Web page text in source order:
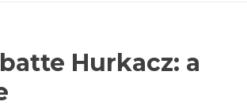
Hurkacz: a